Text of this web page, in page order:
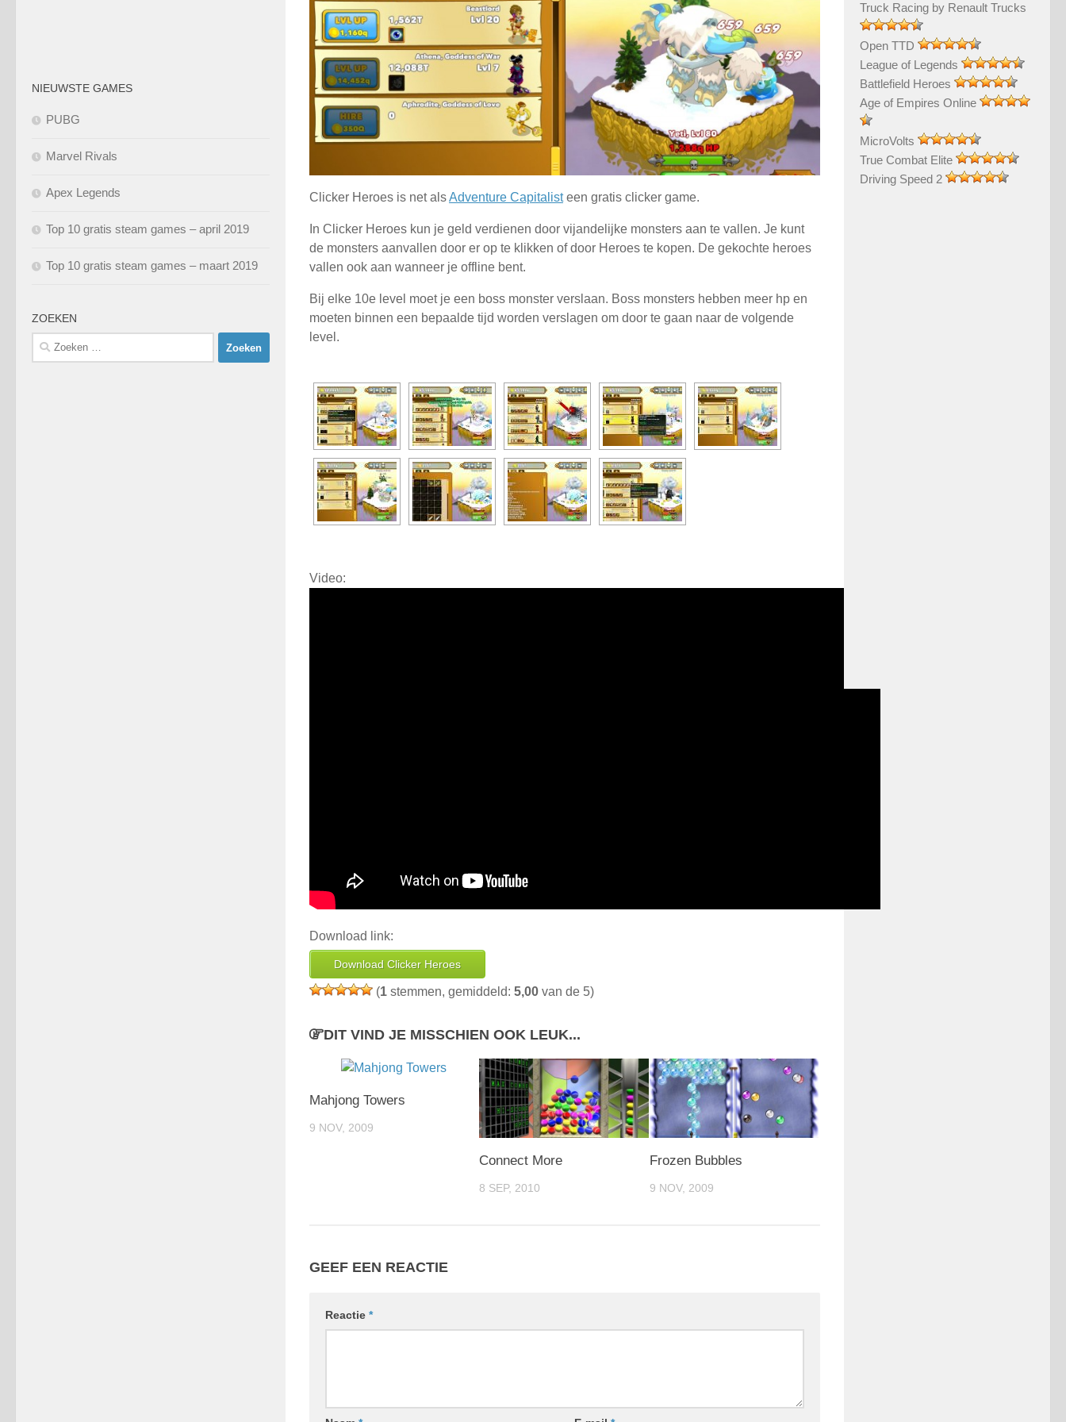
Clicker Heroes is net alsAdventure Capitalisteen gratis clicker game.
In Clicker Heroes kun je geld verdienen door vijandelijke monsters aan te vallen. Je kunt
de monsters aanvallen door er op te klikken of door Heroes te kopen. De gekochte heroes
vallen ook aan wanneer je offline bent.
Bij elke 10e level moet je een boss monster verslaan. Boss monsters hebben meer hp en
moeten binnen een bepaalde tijd worden verslagen om door te gaan naar de volgende
level.
Video:
Download link:
Download Clicker Heroes
(1 stemmen, gemiddeld: 5,00 van de 5)
DIT VIND JE MISSCHIEN OOK LEUK...
Mahjong Towers
9 NOV, 2009
Connect More
8 SEP, 2010
Frozen Bubbles
9 NOV, 2009
GEEF EEN REACTIE
Reactie *
NIEUWSTE GAMES
PUBG
Marvel Rivals
Apex Legends
Top 10 gratis steam games – april 2019
Top 10 gratis steam games – maart 2019
ZOEKEN
Zoeken
naar:
Truck Racing by Renault Trucks
Open TTD
League of Legends
Battlefield Heroes
Age of Empires Online
MicroVolts
True Combat Elite
Driving Speed 2